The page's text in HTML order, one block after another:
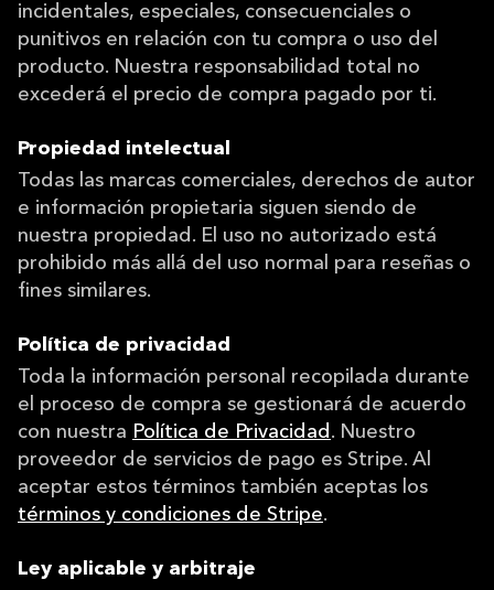
incidentales, especiales, consecuenciales o
punitivos en relación con tu compra o uso del
producto. Nuestra responsabilidad total no
excederá el precio de compra pagado por ti.
Propiedad intelectual
Todas las marcas comerciales, derechos de autor
e información propietaria siguen siendo de
nuestra propiedad. El uso no autorizado está
prohibido más allá del uso normal para reseñas o
fines similares.
Política de privacidad
Toda la información personal recopilada durante
el proceso de compra se gestionará de acuerdo
con nuestra Política de Privacidad . Nuestro
proveedor de servicios de pago es Stripe. Al
aceptar estos términos también aceptas los
términos y condiciones de Stripe.
Ley aplicable y arbitraje